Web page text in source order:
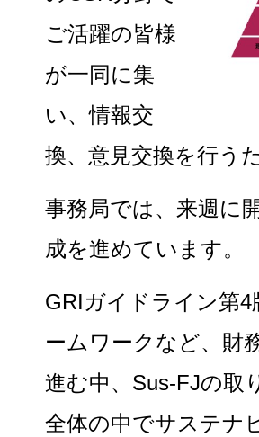
ご活躍の皆様
が一同に集
い、情報交
換、意見交換を行う
事務局では、来週に
成を進めています。
GRIガイドライン第
ームワークなど、財
進む中、Sus-FJの取
全体の中でサステナ